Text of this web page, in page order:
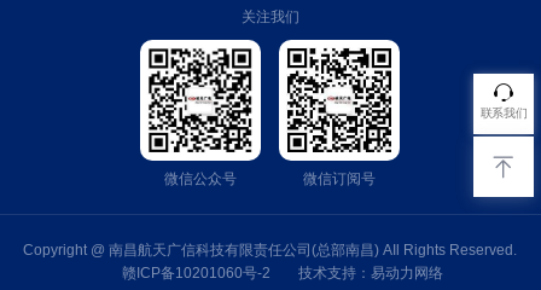
关注我们
微信公众号 微信订阅号
Copyright @ 南昌航天广信科技有限责任公司(总部南昌) AIl Rights Reserved.
赣ICP备10201060号-2
技术支持： 易动力网络
联系我们